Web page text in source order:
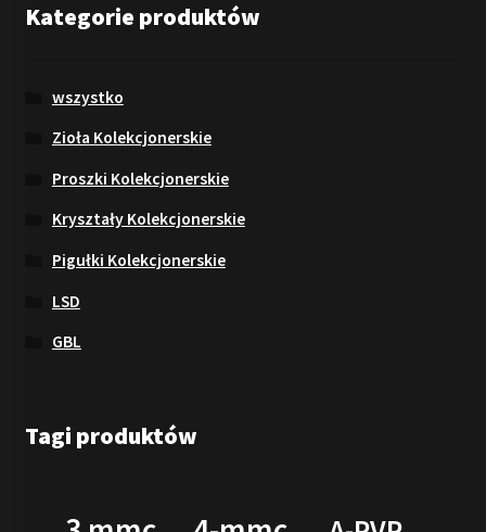
Kategorie produktów
wszystko
Zioła Kolekcjonerskie
Proszki Kolekcjonerskie
Kryształy Kolekcjonerskie
Pigułki Kolekcjonerskie
LSD
GBL
Tagi produktów